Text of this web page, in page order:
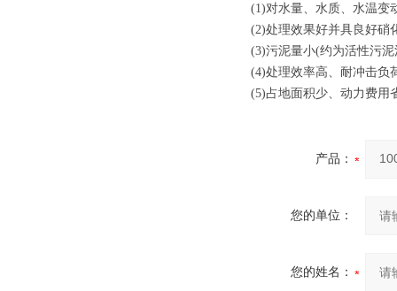
(1)对水量、水质、水温变
(2)处理效果好并具良好硝
(3)污泥量小(约为活性污
(4)处理效率高、耐冲击负
(5)占地面积少、动力费用
产品：
您的单位：
您的姓名：